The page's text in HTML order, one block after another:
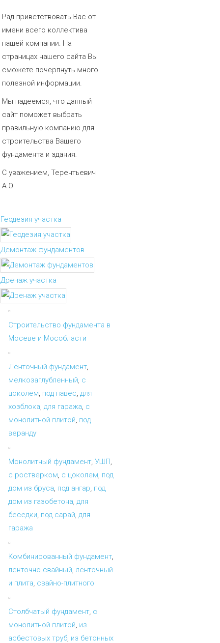
Рад приветствовать Вас от
имени всего коллектива
нашей компании. На
страницах нашего сайта Вы
сможете почерпнуть много
полезной информации.
Мы надеемся, что данный
сайт поможет выбрать
правильную компанию для
строительства Вашего
фундамента и здания.
С уважением, Терентьевич
А.О.
Геодезия участка
Демонтаж фундаментов
Дренаж участка
Строительство фундамента в
Мосеве и Мособласти
Ленточный фундамент,
мелкозаглубленный, с
цоколем, под навес, для
хозблока, для гаража, с
монолитной плитой, под
веранду
Монолитный фундамент, УШП,
с ростверком, с цоколем, под
дом из бруса, под ангар, под
дом из газобетона, для
беседки, под сарай, для
гаража
Комбинированный фундамент,
ленточно-свайный, ленточный
и плита, свайно-плитного
Столбчатый фундамент, с
монолитной плитой, из
асбестовых труб, из бетонных